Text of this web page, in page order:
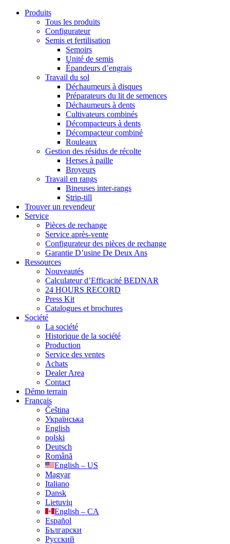
Produits
Tous les produits
Configurateur
Semis et fertilisation
Semoirs
Unité de semis
Épandeurs d’engrais
Travail du sol
Déchaumeurs à disques
Préparateurs du lit de semences
Déchaumeurs à dents
Cultivateurs combinés
Décompacteurs à dents
Décompacteur combiné
Rouleaux
Gestion des résidus de récolte
Herses à paille
Broyeurs
Travail en rangs
Bineuses inter-rangs
Strip-till
Trouver un revendeur
Service
Pièces de rechange
Service après-vente
Configurateur des pièces de rechange
Garantie D’usine De Deux Ans
Ressources
Nouveautés
Calculateur d’Efficacité BEDNAR
24 HOURS RECORD
Press Kit
Catalogues et brochures
Société
La société
Historique de la société
Production
Service des ventes
Achats
Dealer Area
Contact
Démo terrain
Français
Čeština
Українська
English
polski
Deutsch
Română
English – US
Magyar
Italiano
Dansk
Lietuvių
English – CA
Español
Български
Русский